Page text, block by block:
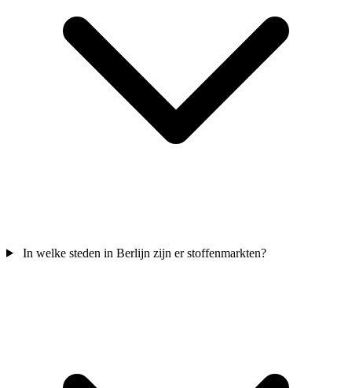
In welke steden in Berlijn zijn er stoffenmarkten?